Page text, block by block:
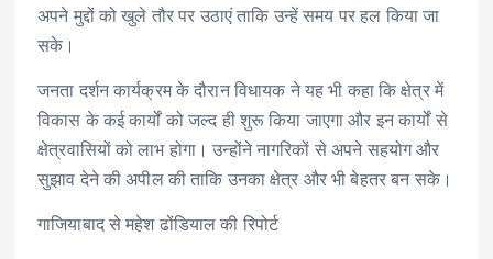
अपने मुद्दों को खुले तौर पर उठाएं ताकि उन्हें समय पर हल किया जा
सके।
जनता दर्शन कार्यक्रम के दौरान विधायक ने यह भी कहा कि क्षेत्र में
विकास के कई कार्यों को जल्द ही शुरू किया जाएगा और इन कार्यों से
क्षेत्रवासियों को लाभ होगा। उन्होंने नागरिकों से अपने सहयोग और
सुझाव देने की अपील की ताकि उनका क्षेत्र और भी बेहतर बन सके।
गाजियाबाद से महेश ढोंडियाल की रिपोर्ट